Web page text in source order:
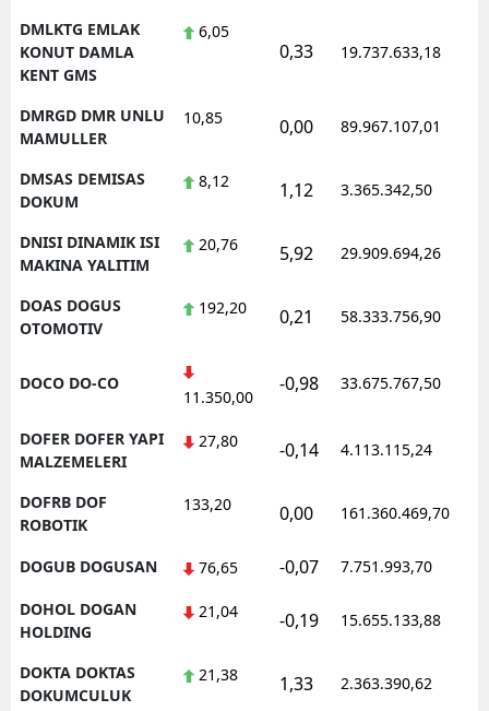
DMLKTG EMLAK
KONUT DAMLA
KENT GMS
6,05
0,33 19.737.633,18
DMRGD DMR UNLU
MAMULLER
10,85 0,00 89.967.107,01
DMSAS DEMISAS
DOKUM
8,12 1,12 3.365.342,50
DNISI DINAMIK ISI
MAKINA YALITIM
20,76 5,92 29.909.694,26
DOAS DOGUS
OTOMOTIV
192,20 0,21 58.333.756,90
DOCO DO-CO
11.350,00
-0,98 33.675.767,50
DOFER DOFER YAPI
MALZEMELERI
27,80 -0,14 4.113.115,24
DOFRB DOF
ROBOTIK
133,20 0,00 161.360.469,70
DOGUB DOGUSAN 76,65 -0,07 7.751.993,70
DOHOL DOGAN
HOLDING
21,04 -0,19 15.655.133,88
DOKTA DOKTAS
DOKUMCULUK
21,38 1,33 2.363.390,62